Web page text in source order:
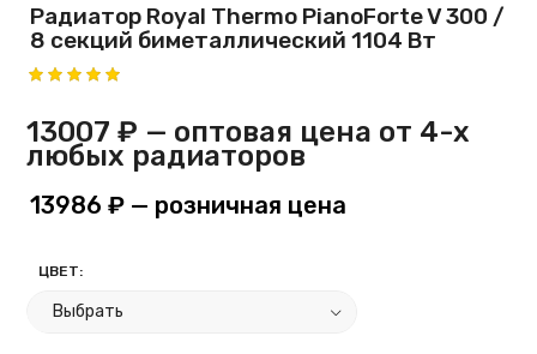
Радиатор Royal Thermo PianoForte V 300 /
8 секций биметаллический 1104 Вт
13007 ₽ — оптовая цена от 4-х
любых радиаторов
13986 ₽ — розничная цена
ЦВЕТ: